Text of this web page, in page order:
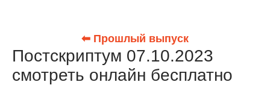
⬅ Прошлый выпуск
Постскриптум 07.10.2023
смотреть онлайн бесплатно